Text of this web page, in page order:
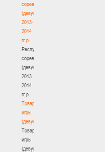
соревнования
(девушки)
2013-
2014
гг.р.
Республиканские
соревнования
(девушки)
2013-
2014
гг.р.
Товарищеские
игры
(девушки)
Товарищеские
игры
(девушки)